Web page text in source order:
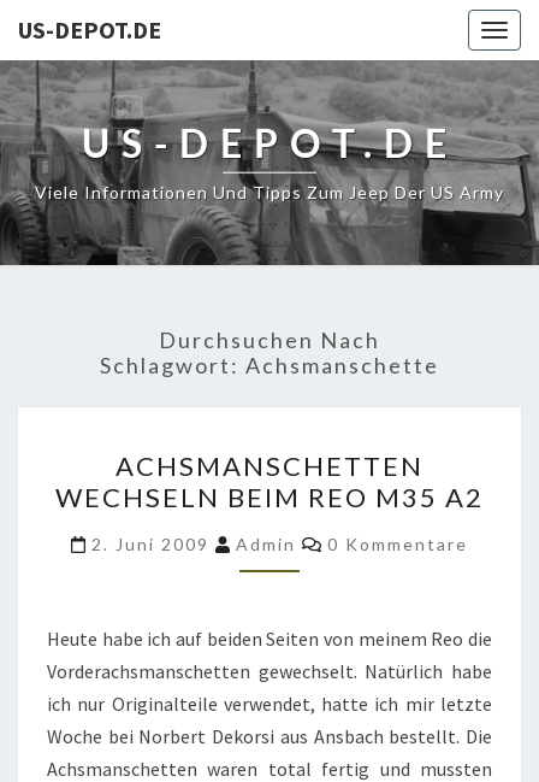
US-DEPOT.DE
US-DEPOT.DE
Viele Informationen Und Tipps Zum Jeep Der US Army
Durchsuchen Nach
Schlagwort: Achsmanschette
WECHSELN
BEIM
REO
M35
ACHSMANSCHETTEN
WECHSELN BEIM REO M35 A2
2. Juni 2009 Admin Kommentare
0 Kommentare
Heute habe ich auf beiden Seiten von meinem Reo die
Vorderachsmanschetten gewechselt. Natürlich habe
ich nur Originalteile verwendet, hatte ich mir letzte
Woche bei Norbert Dekorsi aus Ansbach bestellt. Die
Achsmanschetten waren total fertig und mussten